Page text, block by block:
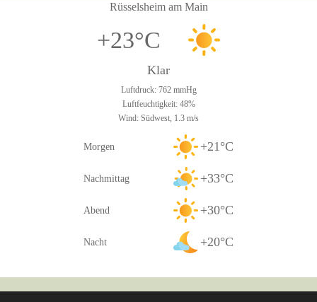
Rüsselsheim am Main
+23°C
Klar
Luftdruck: 762 mmHg
Luftfeuchtigkeit: 48%
Wind: Südwest, 1.3 m/s
Morgen +21°C
Nachmittag +33°C
Abend +30°C
Nacht +20°C